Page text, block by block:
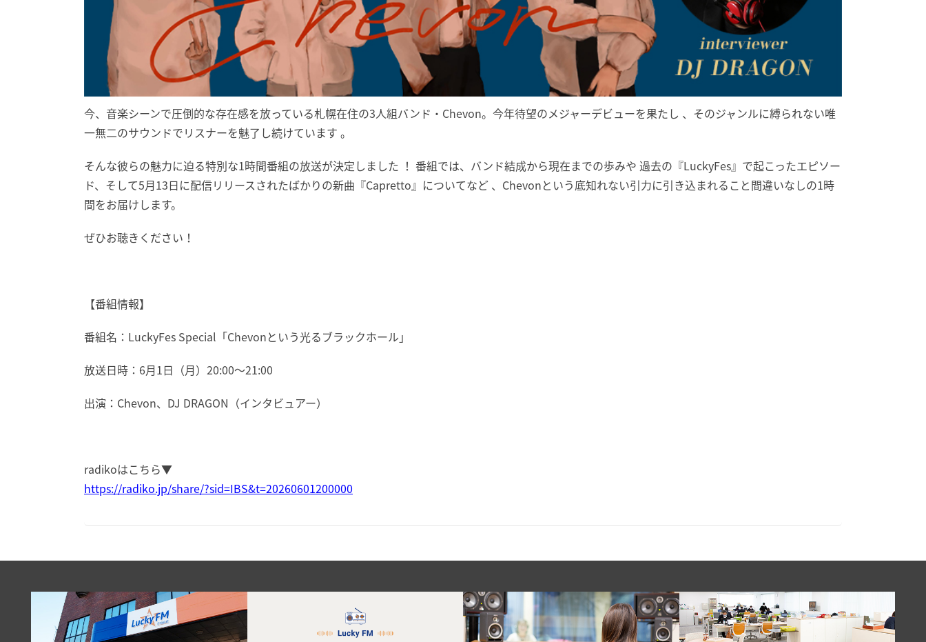
今、音楽シーンで圧倒的な存在感を放っている札幌在住の3人組バンド・Chevon。今年待望のメジャーデビューを果たし 、そのジャンルに縛られない唯
一無二のサウンドでリスナーを魅了し続けています 。
そんな彼らの魅力に迫る特別な1時間番組の放送が決定しました ！ 番組では、バンド結成から現在までの歩みや 過去の『LuckyFes』で起こったエピソー
ド、そして5月13日に配信リリースされたばかりの新曲『Capretto』についてなど 、Chevonという底知れない引力に引き込まれること間違いなしの1時
間をお届けします。
ぜひお聴きください！
【番組情報】
番組名：LuckyFes Special「Chevonという光るブラックホール」
放送日時：6月1日（月）20:00～21:00
出演：Chevon、DJ DRAGON（インタビュアー）
radikoはこちら▼
https://radiko.jp/share/?sid=IBS&t=20260601200000